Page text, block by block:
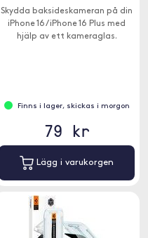
Skydda baksideskameran på din
iPhone 16 / iPhone 16 Plus med
hjälp av ett kameraglas.
Finns i lager, skickas i morgon
79 kr
Lägg i varukorgen